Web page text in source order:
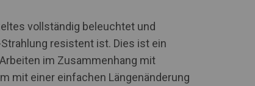
vollständig beleuchtet und
resistent ist. Dies ist ein
im Zusammenhang mit
mit einer einfachen Längenänderung